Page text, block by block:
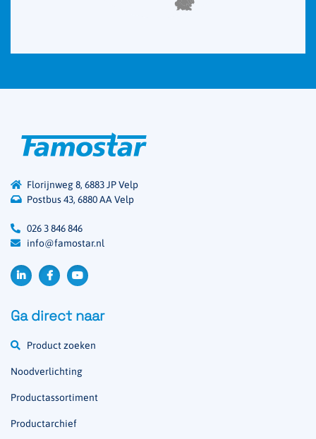
Florijnweg 8, 6883 JP Velp
Postbus 43, 6880 AA Velp
026 3 846 846
info@famostar.nl
Ga direct naar
Product zoeken
Noodverlichting
Productassortiment
Productarchief